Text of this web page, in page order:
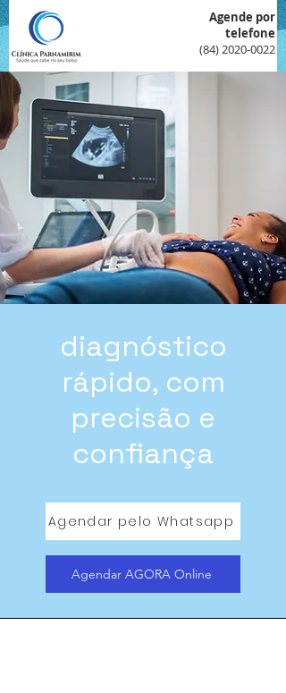
Agende por
telefone
(84) 2020-0022
diagnóstico
rápido, com
precisão e
confiança
Agendar pelo Whatsapp
Agendar AGORA Online